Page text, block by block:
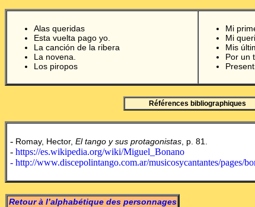
Alas queridas
Esta vuelta pago yo.
La canción de la ribera
La novena.
Los piropos
Mi
Mi
Mis
Por un
Références bibliographiques
- Romay, Hector, El tango y sus protagonistas , p. 81.
- https://es.wikipedia.org/wiki/Miguel_Bonano
- http://www.discepolintango.com.ar/musicosycantantes/pages/
Retour à l’alphabétique des personnages